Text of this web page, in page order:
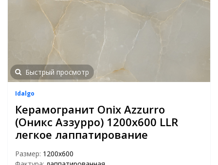
Быстрый просмотр
Idalgo
Керамогранит Onix Azzurro
(Оникс Аззурро) 1200x600 LLR
легкое лаппатирование
Размер: 1200х600